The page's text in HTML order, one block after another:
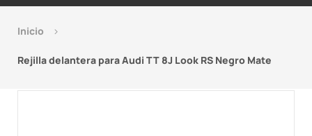
Inicio
Rejilla delantera para Audi TT 8J Look RS Negro Mate